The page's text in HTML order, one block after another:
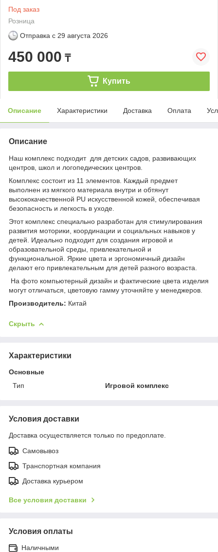
Под заказ
Розница
Отправка с 29 августа 2026
450 000 ₸
Купить
Описание Характеристики Доставка Оплата
Описание
Наш комплекс подходит для детских садов, развивающих
центров, школ и логопедических центров.
Комплекс состоит из 11 элементов. Каждый предмет
выполнен из мягкого материала внутри и обтянут
высококачественной PU искусственной кожей, обеспечивая
безопасность и легкость в уходе.
Этот комплекс специально разработан для стимулирования
развития моторики, координации и социальных навыков у
детей. Идеально подходит для создания игровой и
образовательной среды, привлекательной и
функциональной. Яркие цвета и эргономичный дизайн
делают его привлекательным для детей разного возраста.
На фото компьютерный дизайн и фактические цвета изделия
могут отличаться, цветовую гамму уточняйте у менеджеров.
Производитель: Китай
Скрыть
Характеристики
Основные
Тип
Игровой комплекс
Условия доставки
Доставка осуществляется только по предоплате.
Самовывоз
Транспортная компания
Доставка курьером
Все условия доставки
Условия оплаты
Наличными